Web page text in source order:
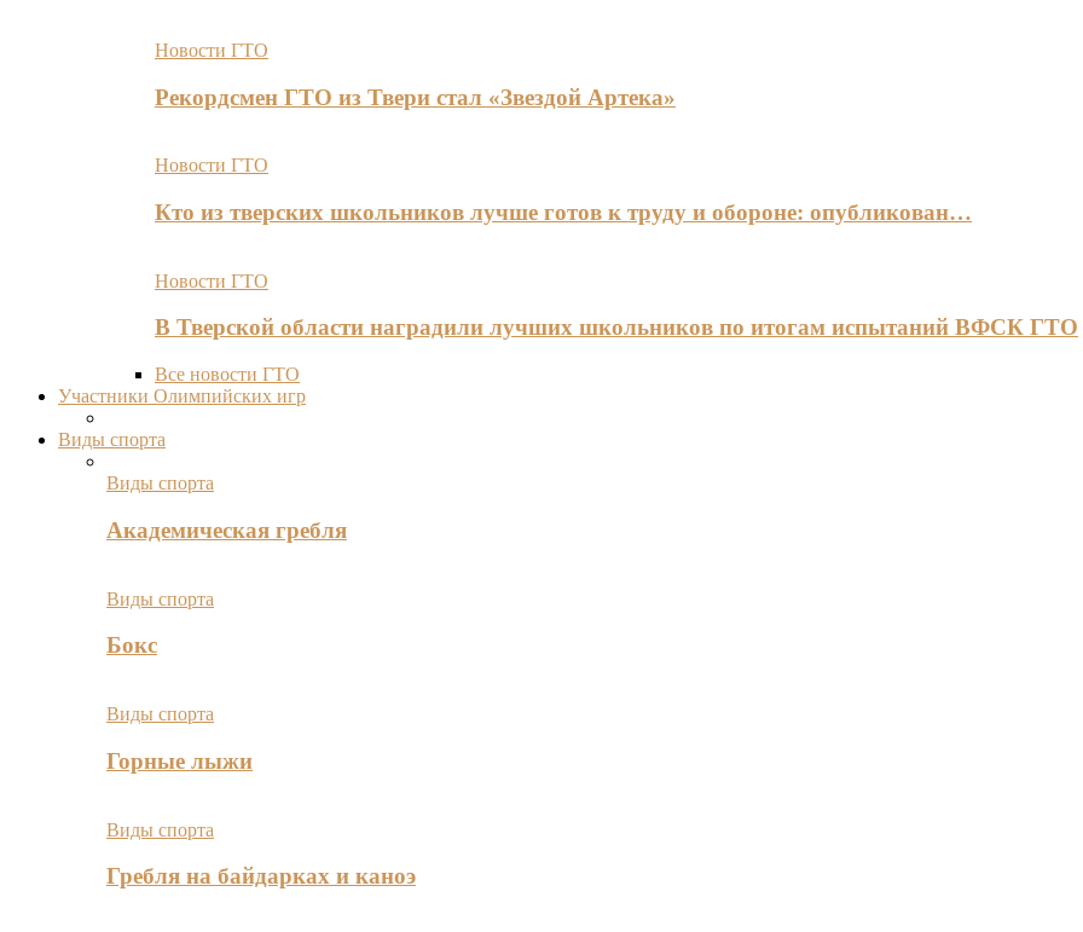
Новости ГТО
Рекордсмен ГТО из Твери стал «Звездой Артека»
Новости ГТО
Кто из тверских школьников лучше готов к труду и обороне: опубликован…
Новости ГТО
В Тверской области наградили лучших школьников по итогам испытаний ВФСК ГТО
Все новости ГТО
Участники Олимпийских игр
Виды спорта
Виды спорта
Академическая гребля
Виды спорта
Бокс
Виды спорта
Горные лыжи
Виды спорта
Гребля на байдарках и каноэ